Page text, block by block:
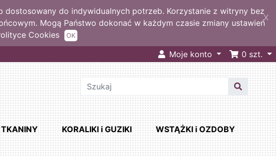
dostosowany do indywidualnych potrzeb. Korzystanie z witryny bez
Mogą Państwo dokonać w każdym czasie zmiany ustawień
Cookies
X
OK
Moje konto 0 szt.
TKANINY KORALIKI i GUZIKI WSTĄŻKI i OZDOBY